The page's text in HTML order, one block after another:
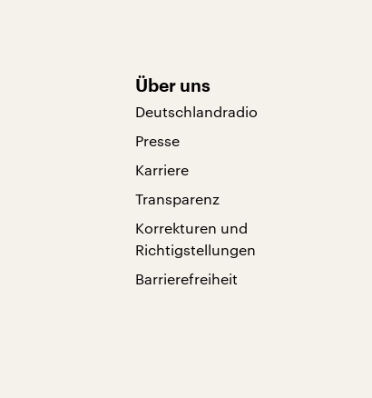
Über uns
Deutschlandradio
Presse
Karriere
Transparenz
Korrekturen und
Richtigstellungen
Barrierefreiheit